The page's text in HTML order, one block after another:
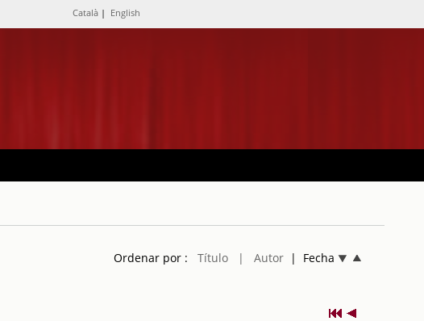
Català | English
Ordenar por : Título | Autor| Fecha